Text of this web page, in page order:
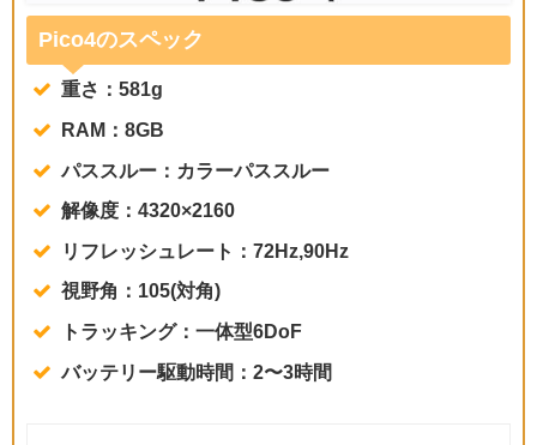
Pico4のスペック
重さ：581g
RAM：8GB
パススルー：カラーパススルー
解像度：4320×2160
リフレッシュレート：72Hz,90Hz
視野角：105(対角)
トラッキング：一体型6DoF
バッテリー駆動時間：2〜3時間